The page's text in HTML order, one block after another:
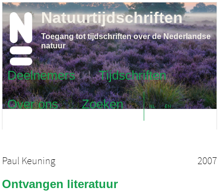
Deelnemers
Tijdschriften
Over ons
Zoeken NL EN
Natuurtijdschriften
Toegang tot tijdschriften over de Nederlandse
natuur
Paul Keuning 2007
Ontvangen literatuur